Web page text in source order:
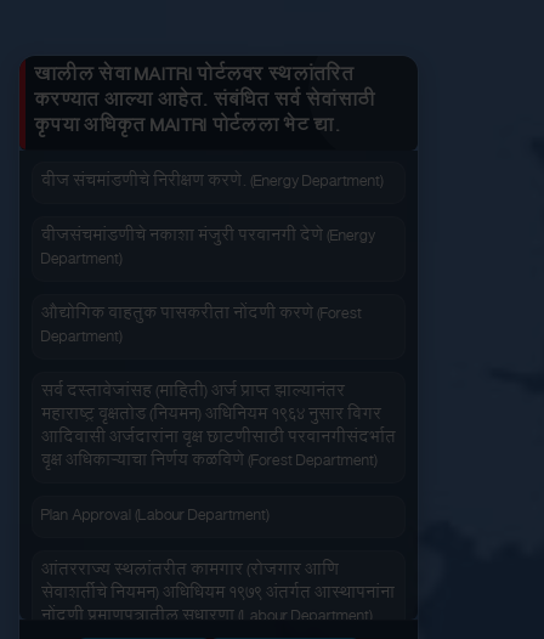
जलद सेवा सेवा आपल्या दारात
सहज पोहोच
वापरण्यास सोपे
खालील सेवा MAITRI पोर्टलवर स्थलांतरित
करण्यात आल्या आहेत. संबंधित सर्व सेवांसाठी
कृपया अधिकृत MAITRI पोर्टलला भेट द्या.
Department)
जनित्र संचमांडणीची नोंदणी. (Energy Department)
वीज संचमांडणीचे निरीक्षण करणे. (Energy Department)
वीजसंचमांडणीचे नकाशा मंजुरी परवानगी देणे (Energy
Department)
औद्योगिक वाहतुक पासकरीता नोंदणी करणे (Forest
Department)
सर्व दस्तावेजांसह (माहिती) अर्ज प्राप्त झाल्यानंतर
महाराष्ट्र वृक्षतोड (नियमन) अधिनियम १९६४ नुसार बिगर
आदिवासी अर्जदारांना वृक्ष छाटणीसाठी परवानगीसंदर्भात
वृक्ष अधिकाऱ्याचा निर्णय कळविणे (Forest Department)
Plan Approval (Labour Department)
आंतरराज्य स्थलांतरीत कामगार (रोजगार आणि
सेवाशर्तीचे नियमन) अधिधियम १९७९ अंतर्गत आस्थापनांना
नोंदणी प्रमाणपत्रातील सुधारणा (Labour Department)